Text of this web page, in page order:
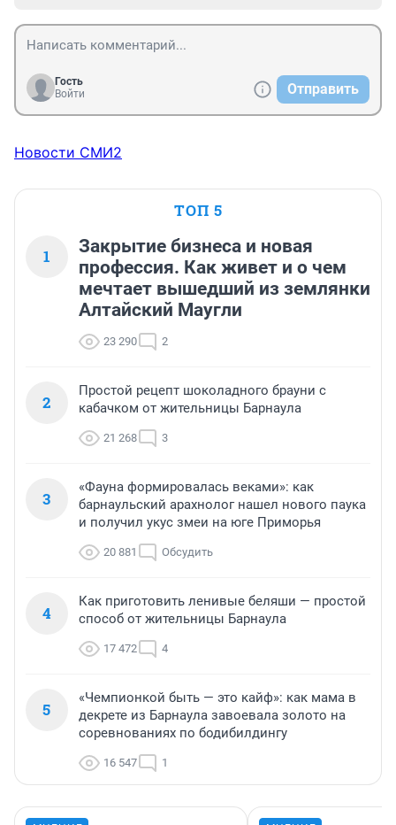
Гость
Войти
Отправить
Новости СМИ2
ТОП 5
1
Закрытие бизнеса и новая
профессия. Как живет и о чем
мечтает вышедший из землянки
Алтайский Маугли
23 290 2
2
Простой рецепт шоколадного брауни с
кабачком от жительницы Барнаула
21 268 3
3
«Фауна формировалась веками»: как
барнаульский арахнолог нашел нового паука
и получил укус змеи на юге Приморья
20 881 Обсудить
4
Как приготовить ленивые беляши — простой
способ от жительницы Барнаула
17 472 4
5
«Чемпионкой быть — это кайф»: как мама в
декрете из Барнаула завоевала золото на
соревнованиях по бодибилдингу
16 547 1